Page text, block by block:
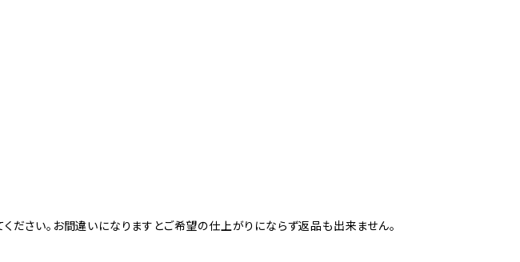
ださい。お間違いになりますとご希望の仕上がりにならず返品も出来ません。